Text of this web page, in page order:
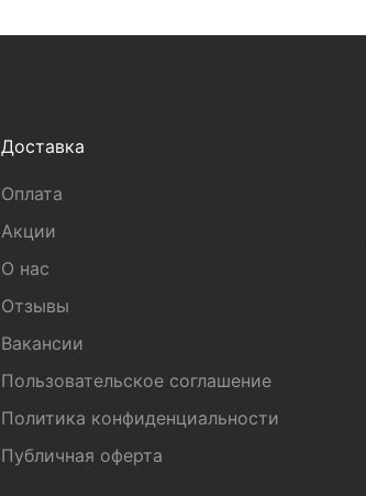
Доставка
Оплата
Акции
О нас
Отзывы
Вакансии
Пользовательское соглашение
Политика конфиденциальности
Публичная оферта